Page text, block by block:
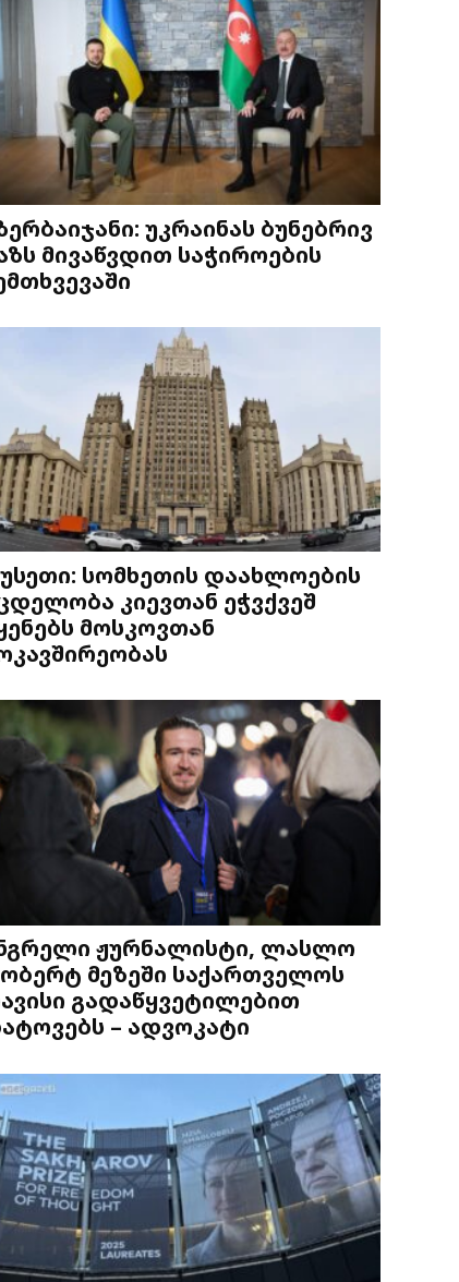
უკრაინას ბუნებრივ
მივაწვდით საჭიროების
სომხეთის დაახლოების
კიევთან ეჭვქვეშ
მოსკოვთან
ჟურნალისტი, ლასლო
მეზეში საქართველოს
გადაწყვეტილებით
– ადვოკატი